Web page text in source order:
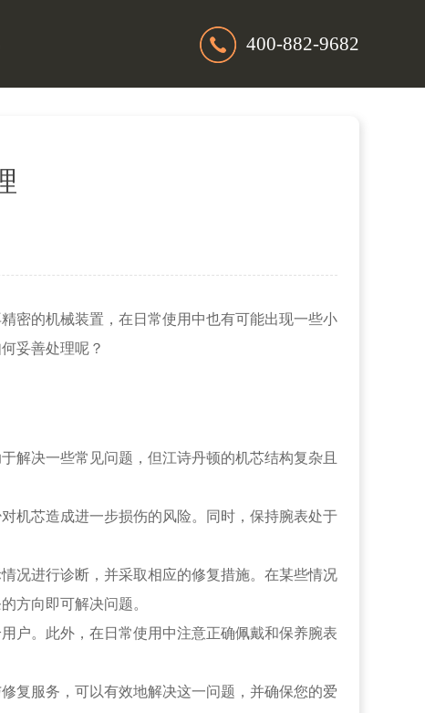
400-882-9682
的机械装置，在日常使用中也有可能出现一些小
妥善处理呢？
决一些常见问题，但江诗丹顿的机芯结构复杂且
芯造成进一步损伤的风险。同时，保持腕表处于
进行诊断，并采取相应的修复措施。在某些情况
方向即可解决问题。
。此外，在日常使用中注意正确佩戴和保养腕表
服务，可以有效地解决这一问题，并确保您的爱